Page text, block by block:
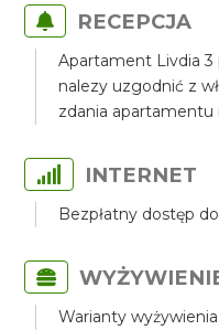
RECEPCJA
Apartament Livdia 3
nalezy uzgodnić z
zdania apartamentu
INTERNET
Bezpłatny dostęp
Warianty wyżywienia: